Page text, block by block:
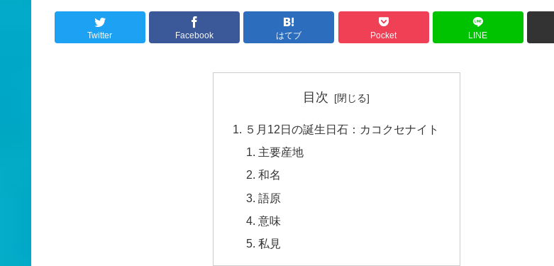
Twitter Facebook はてブ Pocket LINE
目次
５月12日の誕生日石：カコクセナイト
主要産地
和名
語原
意味
私見